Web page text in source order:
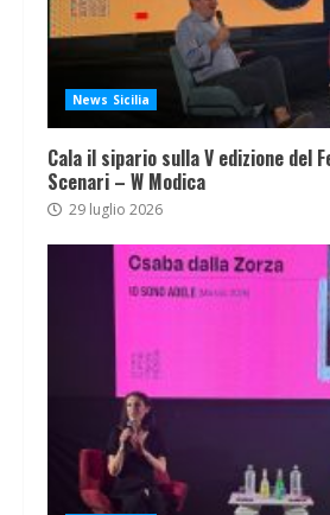
News Sicilia
Cala il sipario sulla V edizione del
Scenari – W Modica
29 luglio 2026